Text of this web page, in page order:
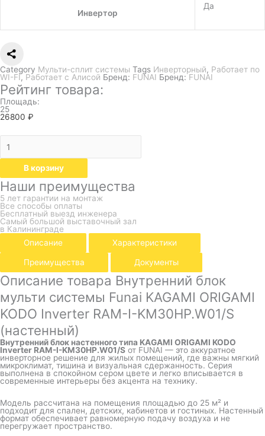
Инвертор
Да
Category Мульти-сплит системы Tags Инверторный, Работает по
WI-FI, Работает с Алисой Бренд: FUNAI Бренд:FUNAI
Рейтинг товара:
Площадь:
25
26800 ₽
В корзину
Наши преимущества
5 лет гарантии на монтаж
Все способы оплаты
Бесплатный выезд инженера
Самый большой выставочный зал
в Калининграде
Описание
Характеристики
Преимущества Документы
Описание товара Внутренний блок
мульти системы Funai KAGAMI ORIGAMI
KODO Inverter RAM-I-KM30HP.W01/S
(настенный)
Внутренний блок настенного типа KAGAMI ORIGAMI KODO
Inverter RAM-I-KM30HP.W01/S от FUNAI — это аккуратное
инверторное решение для жилых помещений, где важны мягкий
микроклимат, тишина и визуальная сдержанность. Серия
выполнена в спокойном сером цвете и легко вписывается в
современные интерьеры без акцента на технику.
Модель рассчитана на помещения площадью до 25 м² и
подходит для спален, детских, кабинетов и гостиных. Настенный
формат обеспечивает равномерную подачу воздуха и не
перегружает пространство.